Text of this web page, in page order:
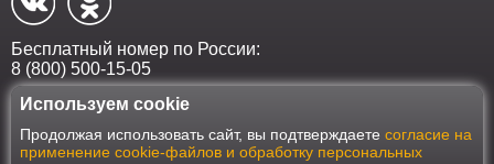
Бесплатный номер по России:
8 (800) 500-15-05
Наш интернет-магазин работает в соответствии с требованиями
Федерального закона от 27 июля 2006 года №152-ФЗ "О персональных
данных". Оформить заказ на сайте Мебеласка возможно только при
Используем cookie
Продолжая использовать сайт, вы подтверждаете согласие на
применение cookie-файлов и обработку персональных